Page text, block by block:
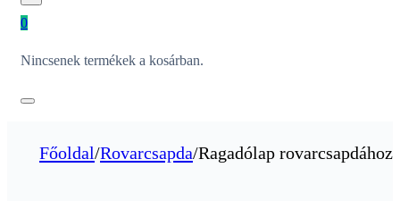
0
Nincsenek termékek a kosárban.
Főoldal/Rovarcsapda/Ragadólap rovarcsapdához